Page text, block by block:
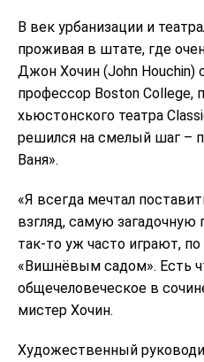
В век урбанизации и
проживая в штате, где
Джон Хочин (John Houchin)
профессор Boston
хьюстонского театра
решился на смелый шаг –
Ваня».
«Я всегда мечтал
взгляд, самую загадочную
так-то уж часто играют,
«Вишнёвым садом». Есть
общечеловеческое в
мистер Хочин.
Художественный